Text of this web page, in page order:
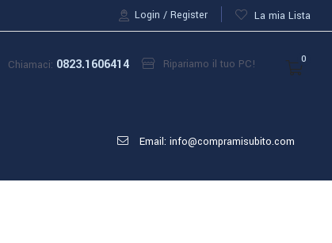
La mia Lista
Login Register
0
Chiamaci: 0823.1606414 Ripariamo il tuo PC!
Email: info@compramisubito.com